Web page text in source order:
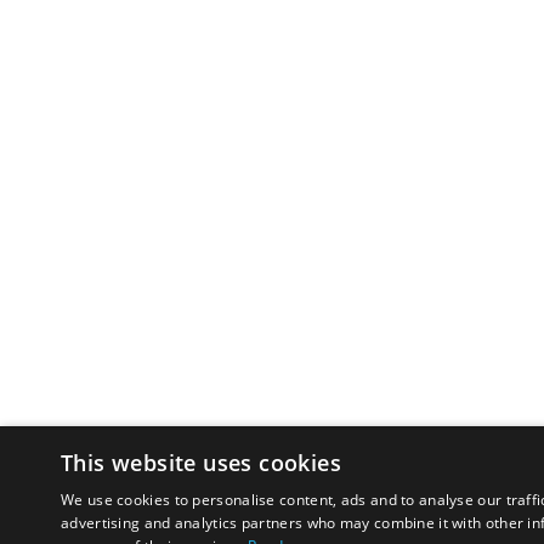
This website uses cookies
We use cookies to personalise content, ads and to analyse our
advertising and analytics partners who may combine it with other